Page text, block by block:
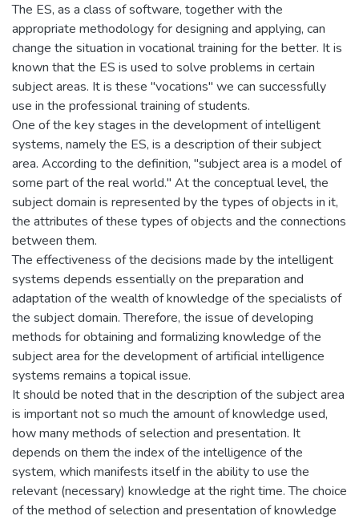
The ES, as a class of software, together with the
appropriate methodology for designing and applying, can
change the situation in vocational training for the better. It is
known that the ES is used to solve problems in certain
subject areas. It is these "vocations" we can successfully
use in the professional training of students.
One of the key stages in the development of intelligent
systems, namely the ES, is a description of their subject
area. According to the definition, "subject area is a model of
some part of the real world." At the conceptual level, the
subject domain is represented by the types of objects in it,
the attributes of these types of objects and the connections
between them.
The effectiveness of the decisions made by the intelligent
systems depends essentially on the preparation and
adaptation of the wealth of knowledge of the specialists of
the subject domain. Therefore, the issue of developing
methods for obtaining and formalizing knowledge of the
subject area for the development of artificial intelligence
systems remains a topical issue.
It should be noted that in the description of the subject area
is important not so much the amount of knowledge used,
how many methods of selection and presentation. It
depends on them the index of the intelligence of the
system, which manifests itself in the ability to use the
relevant (necessary) knowledge at the right time. The choice
of the method of selection and presentation of knowledge